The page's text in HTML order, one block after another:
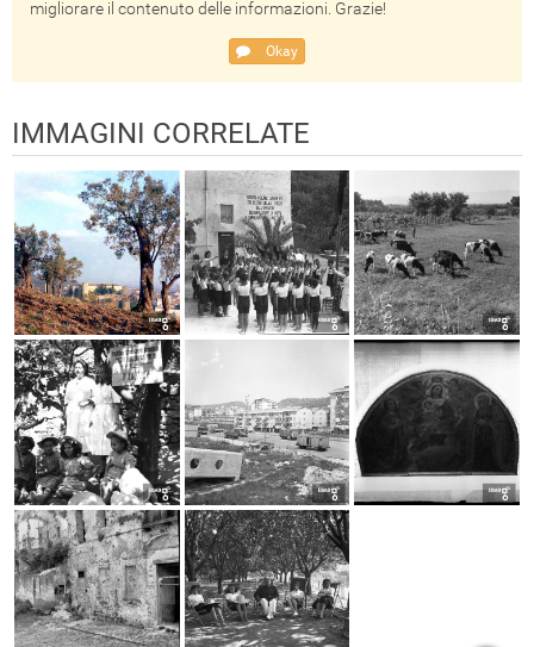
migliorare il contenuto delle informazioni. Grazie!
Okay
IMMAGINI CORRELATE